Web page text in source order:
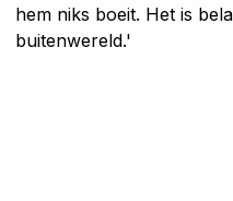
hem niks boeit. Het is
buitenwereld.'